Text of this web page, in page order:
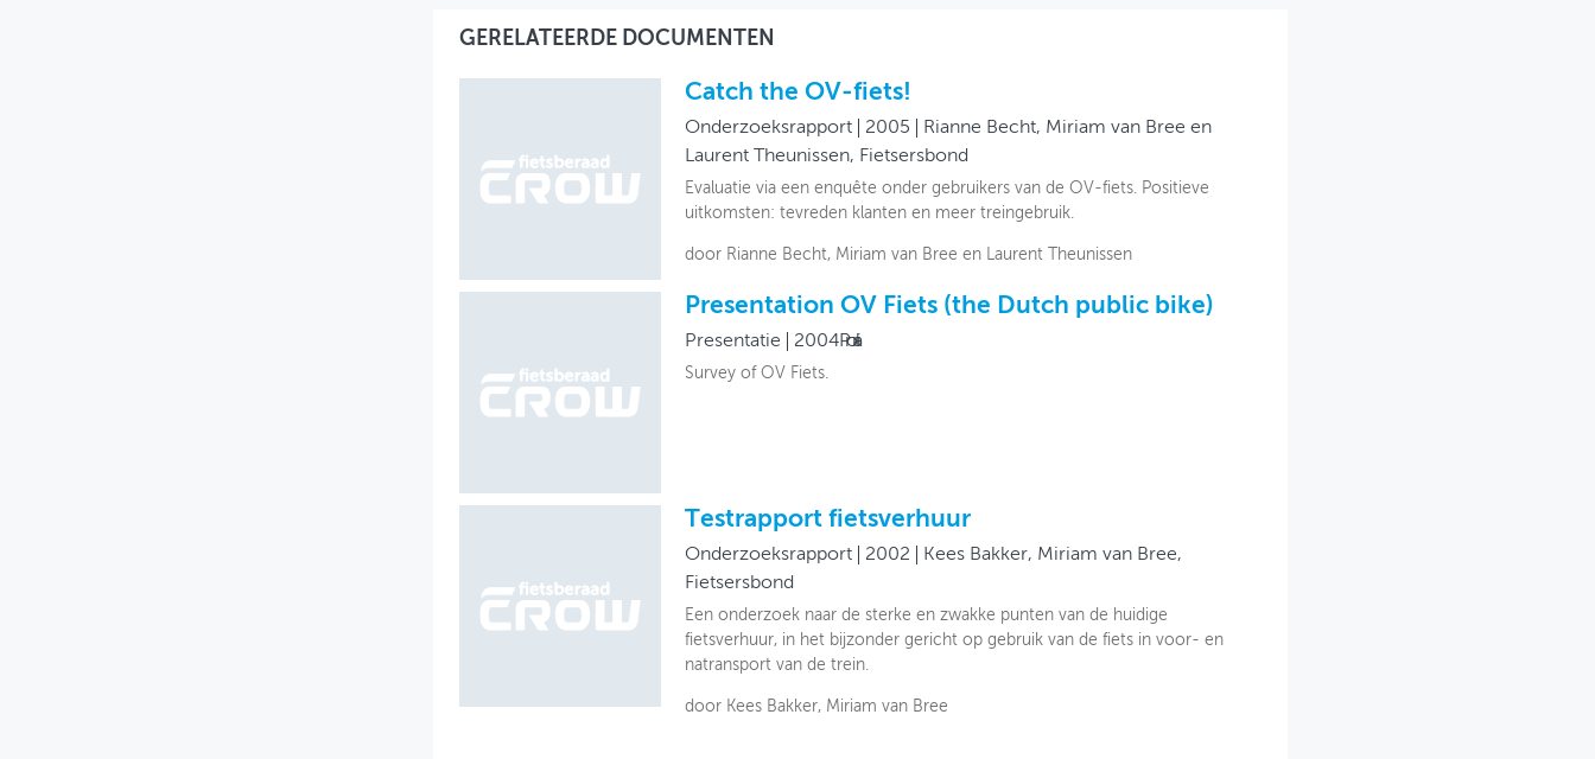
GERELATEERDE DOCUMENTEN
Catch the OV-fiets!
Onderzoeksrapport 2005
Rianne Becht, Miriam van Bree en
Laurent Theunissen, Fietsersbond
Evaluatie via een enquête onder gebruikers van de OV-fiets. Positieve
uitkomsten: tevreden klanten en meer treingebruik.
door Rianne Becht, Miriam van Bree en Laurent Theunissen
Presentation OV Fiets (the Dutch public bike)
Presentatie 2004Prorail
Survey of OV Fiets.
Testrapport fietsverhuur
Onderzoeksrapport 2002
Kees Bakker, Miriam van Bree,
Fietsersbond
Een onderzoek naar de sterke en zwakke punten van de huidige
fietsverhuur, in het bijzonder gericht op gebruik van de fiets in voor- en
natransport van de trein.
door Kees Bakker, Miriam van Bree